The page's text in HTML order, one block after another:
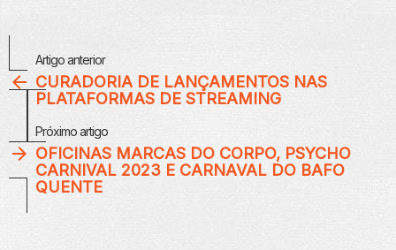
MaisArtigo anterior
CURADORIA DE LANÇAMENTOS NAS
PLATAFORMAS DE STREAMING
Próximo artigo
OFICINAS MARCAS DO CORPO, PSYCHO
CARNIVAL 2023 E CARNAVAL DO BAFO
QUENTE